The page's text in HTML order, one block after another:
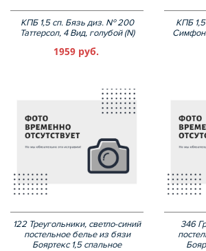
КПБ 1,5 сп. Бязь диз. № 200
Таттерсол, 4 Вид, голубой (N)
1959 руб.
КПБ
122 Треугольники, светло-синий
постельное белье из бязи
Бояртекс 1,5 спальное
346